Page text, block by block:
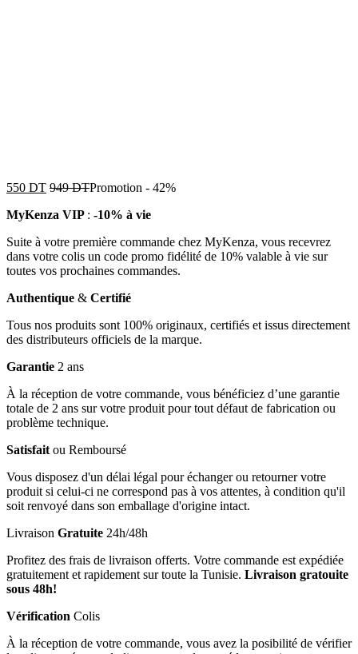
550 DT 949DTPromotion - 42%
MyKenza VIP : -10% à vie
Suite à votre première commande chez MyKenza, vous recevrez
dans votre colis un code promo fidélité de 10% valable à vie sur
toutes vos prochaines commandes.
Authentique & Certifié
Tous nos produits sont 100% originaux, certifiés et issus directement
des distributeurs officiels de la marque.
Garantie 2 ans
À la réception de votre commande, vous bénéficiez d’une garantie
totale de 2 ans sur votre produit pour tout défaut de fabrication ou
problème technique.
Satisfait ou Remboursé
Vous disposez d'un délai légal pour échanger ou retourner votre
produit si celui-ci ne correspond pas à vos attentes, à condition qu'il
soit renvoyé dans son emballage d'origine intact.
Livraison Gratuite 24h/48h
Profitez des frais de livraison offerts. Votre commande est expédiée
gratuitement et rapidement sur toute la Tunisie. Livraison gratouite
sous 48h!
Vérification Colis
À la réception de votre commande, vous avez la posibilité de vérifier